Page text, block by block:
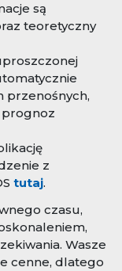
są
teoretyczny
przenośnych,
prognoz
z
tutaj.
czasu,
Wasze
cenne, dlatego